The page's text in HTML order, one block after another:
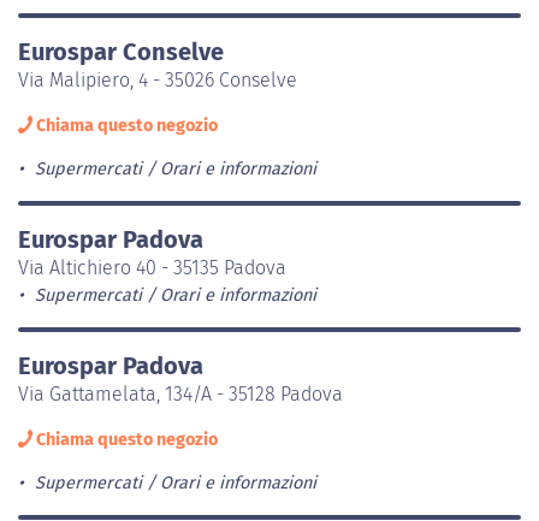
Eurospar Conselve
Via Malipiero, 4 - 35026 Conselve
Chiama questo negozio
Supermercati Orari e informazioni
Eurospar Padova
Via Altichiero 40 - 35135 Padova
Supermercati Orari e informazioni
Eurospar Padova
Via Gattamelata, 134/A - 35128 Padova
Chiama questo negozio
Supermercati Orari e informazioni